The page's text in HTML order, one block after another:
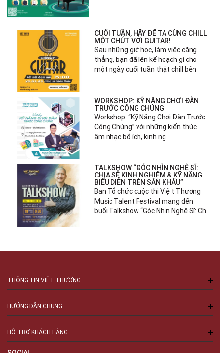
CUỐI TUẦN, HÃY ĐỂ TA CÙNG CHILL
MỘT CHÚT VỚI GUITAR!
Sau những giờ học, làm việc căng
thẳng, bạn đã lên kế hoạch gì cho
một ngày cuối tuần thật chill bên
WORKSHOP: KỸ NĂNG CHƠI ĐÀN
TRƯỚC CÔNG CHÚNG
Workshop: “Kỹ Năng Chơi Đàn Trước
Công Chúng” với những kiến thức
âm nhạc bổ ích, kinh ng
TALKSHOW “GÓC NHÌN NGHỆ SĨ:
CHIA SẺ KINH NGHIỆM & KỸ NĂNG
BIỂU DIỄN TRÊN SÂN KHẤU”
Ban Tổ chức cuộc thi Việt Thương
Music Talent Festival mang đến
buổi Talkshow “Góc Nhìn Nghệ Sĩ: Ch
THÔNG TIN VIỆT THƯƠNG
HƯỚNG DẪN CHUNG
HỖ TRỢ KHÁCH HÀNG